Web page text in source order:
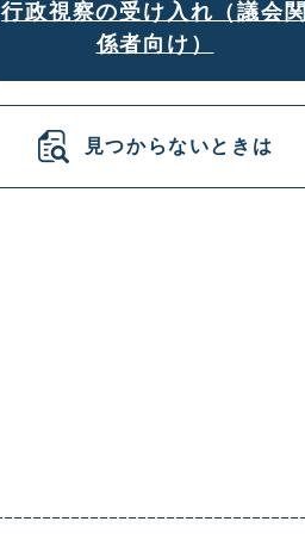
行政視察の受け入れ（議会関
係者向け）
見つからないときは